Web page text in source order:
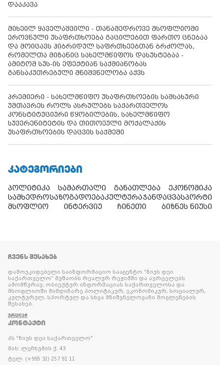
დააკავა
მიხეილ ყაველაშვილი - თანამედროვე მსოფლიოში
ეროვნული უსაფრთხოება გაცილებით ფართო ცნებაა
და მოიცავს ჰიბრიდულ საფრთხეებთან ბრძოლას,
რომელთა მიზანიც სახელმწიფოს დასუსტებაა -
ამიტომ სუს-ის ეფექტიან საქმიანობას
განსაკუთრებული მნიშვნელობა აქვს
პრემიერი - სახელმწიფო უსაფრთხოების სამსახური
უმთავრეს როლს ასრულებს საქართველოს
კონსტიტუციური წყობილების, სახელმწიფო
სუვერენიტეტის და თითოეული მოქალაქის
უსაფრთხოების დაცვის საქმეში
ᲙᲐᲢᲔᲒᲝᲠᲘᲔᲑᲘ
პოლიტიკა სამართალი განათლება
ეკონომიკა
სამხედროსაზოგადოებაკულტურაჯანდაცვასპორტი
მსოფლიო
ინტერვიუ ჩინეთი ბიზნეს ნიუსი
ᲩᲕᲔᲜᲡ ᲨᲔᲡᲐᲮᲔᲑ
დამოუკიდებელი საინფორმაციო სააგენტო “ნიუს დეი
საქართველო” მუშაობს რეალურ რეჟიმში და ავრცელებს
ამომწურავ, ობიექტურ ინფორმაციას საქართველოსა და
მსოფლიოში მიმდინარე პოლიტიკურ, ეკონომიკურ, სოციალურ,
კულტურულ, სპორტულ და სხვა მნიშვნელოვანი მოვლენების
შესახებ.
ᲕᲠᲪᲚᲐᲓ
ᲙᲝᲜᲢᲐᲥᲢᲘ
პს "ნიუს დეი საქართველო"
მის: ლეჩხუმის ქ. 43
ტელ: (+995 32) 257 91 11